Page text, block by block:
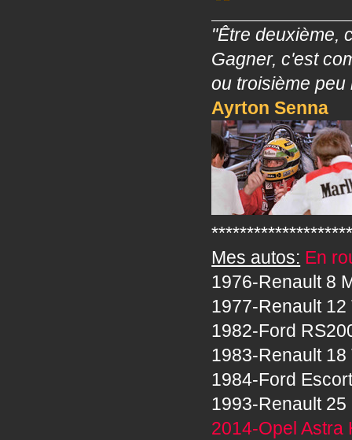
"Être deuxième,
Gagner, c'est
ou troisième
Ayrton Senna
Mes autos: En
1976-Renault 8
1977-Renault 12
1982-Ford
1983-Renault
1984-Ford
1993-Renault
2014-Opel Astra